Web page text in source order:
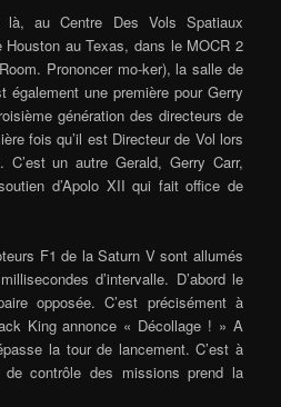
au Centre Des Vols Spatiaux
au Texas, dans le MOCR 2
Prononcer mo-ker), la salle de
également une première pour Gerry
génération des directeurs de
fois qu’il est Directeur de Vol lors
C’est un autre Gerald, Gerry Carr,
d’Apolo XII qui fait office de
F1 de la Saturn V sont allumés
d’intervalle. D’abord le
opposée. C’est précisément à
King annonce « Décollage ! » A
la tour de lancement. C’est à
contrôle des missions prend la